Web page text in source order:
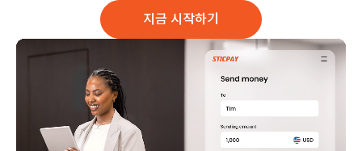
지금 시작하기